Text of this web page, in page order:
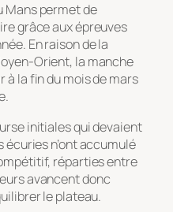
Mans permet de
grâce aux épreuves
En raison de la
Orient, la manche
à la fin du mois de mars
initiales qui devaient
écuries n’ont accumulé
réparties entre
avancent donc
le plateau.